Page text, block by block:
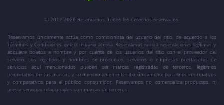
© 2012-2026 Reservamos. Todos los derechos reservados.
Reservamos únicamente actúa como comisionista del usuario del sitio, de acuerdo a los
Términos y Condiciones que el usuario acepta. Reservamos realiza reservaciones legítimas y
adquiere boletos a nombre y por cuenta de los usuarios del sitio con el proveedor del
servicio. Los logotipos y nombres de productos, servicios o empresas prestadoras de
servicios aquí mencionados pueden ser marcas registradas de terceros, legítimos
propietarios de sus marcas, y se mencionan en este sitio únicamente para fines informativos
y comparativos para el público consumidor. Reservamos no comercializa productos, ni
presta servicios relacionados con marcas de terceros.